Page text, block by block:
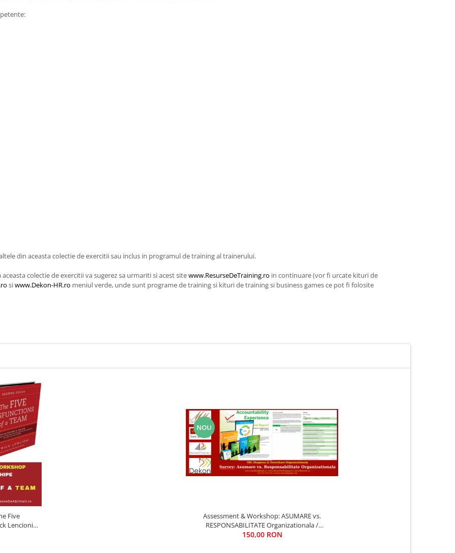
din aceasta colectie de exercitii sau inclus in programul de training al trainerului.
colectie de exercitii va sugerez sa urmariti si acest sitewww.ResurseDeTraining.ro in continuare (vor fi urcate kituri de
siwww.Dekon-HR.ro meniul verde, unde sunt programe de training si kituri de training si business games ce pot fi folosite
Lencioni) /
NOU
Assessment & Workshop: ASUMARE vs.
RESPONSABILITATE Organizationala /
ACCOUNTABILITY EXPERIENCE ASSESSMENT
150,00 RON